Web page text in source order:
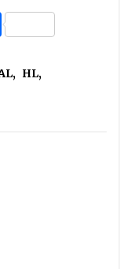
Share
, HL,